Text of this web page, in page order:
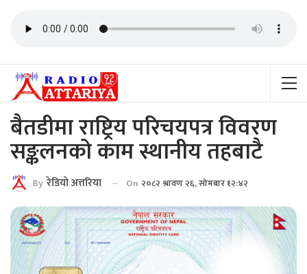
बैतडीमा राष्ट्रिय परिचयपत्र विवरण
सङ्कलनको काम स्थानीय तहबाटै
By रेडियाे अत्तरिया On २०८२ श्रावण २६, सोमबार १२:४२